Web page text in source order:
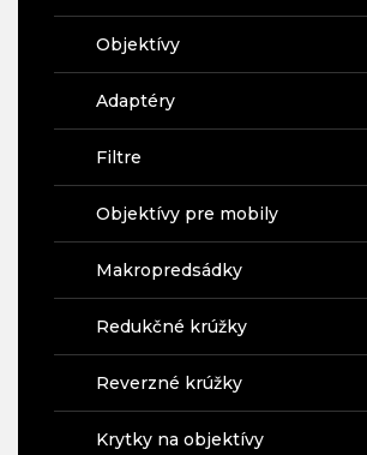
Objektívy
Adaptéry
Filtre
Objektívy pre mobily
Makropredsádky
Redukčné krúžky
Reverzné krúžky
Krytky na objektívy